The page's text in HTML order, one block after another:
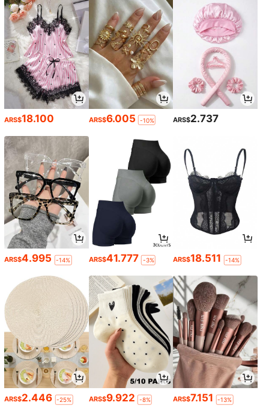
ARS$18.100 ARS$6.005 -10% ARS$2.737
ARS$4.995 -14% ARS$41.777 -3% ARS$18.511 -14%
ARS$2.446 -25% ARS$9.922 -8% ARS$7.151 -13%